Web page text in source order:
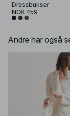
Dressbukser
NOK 459
Andre har også